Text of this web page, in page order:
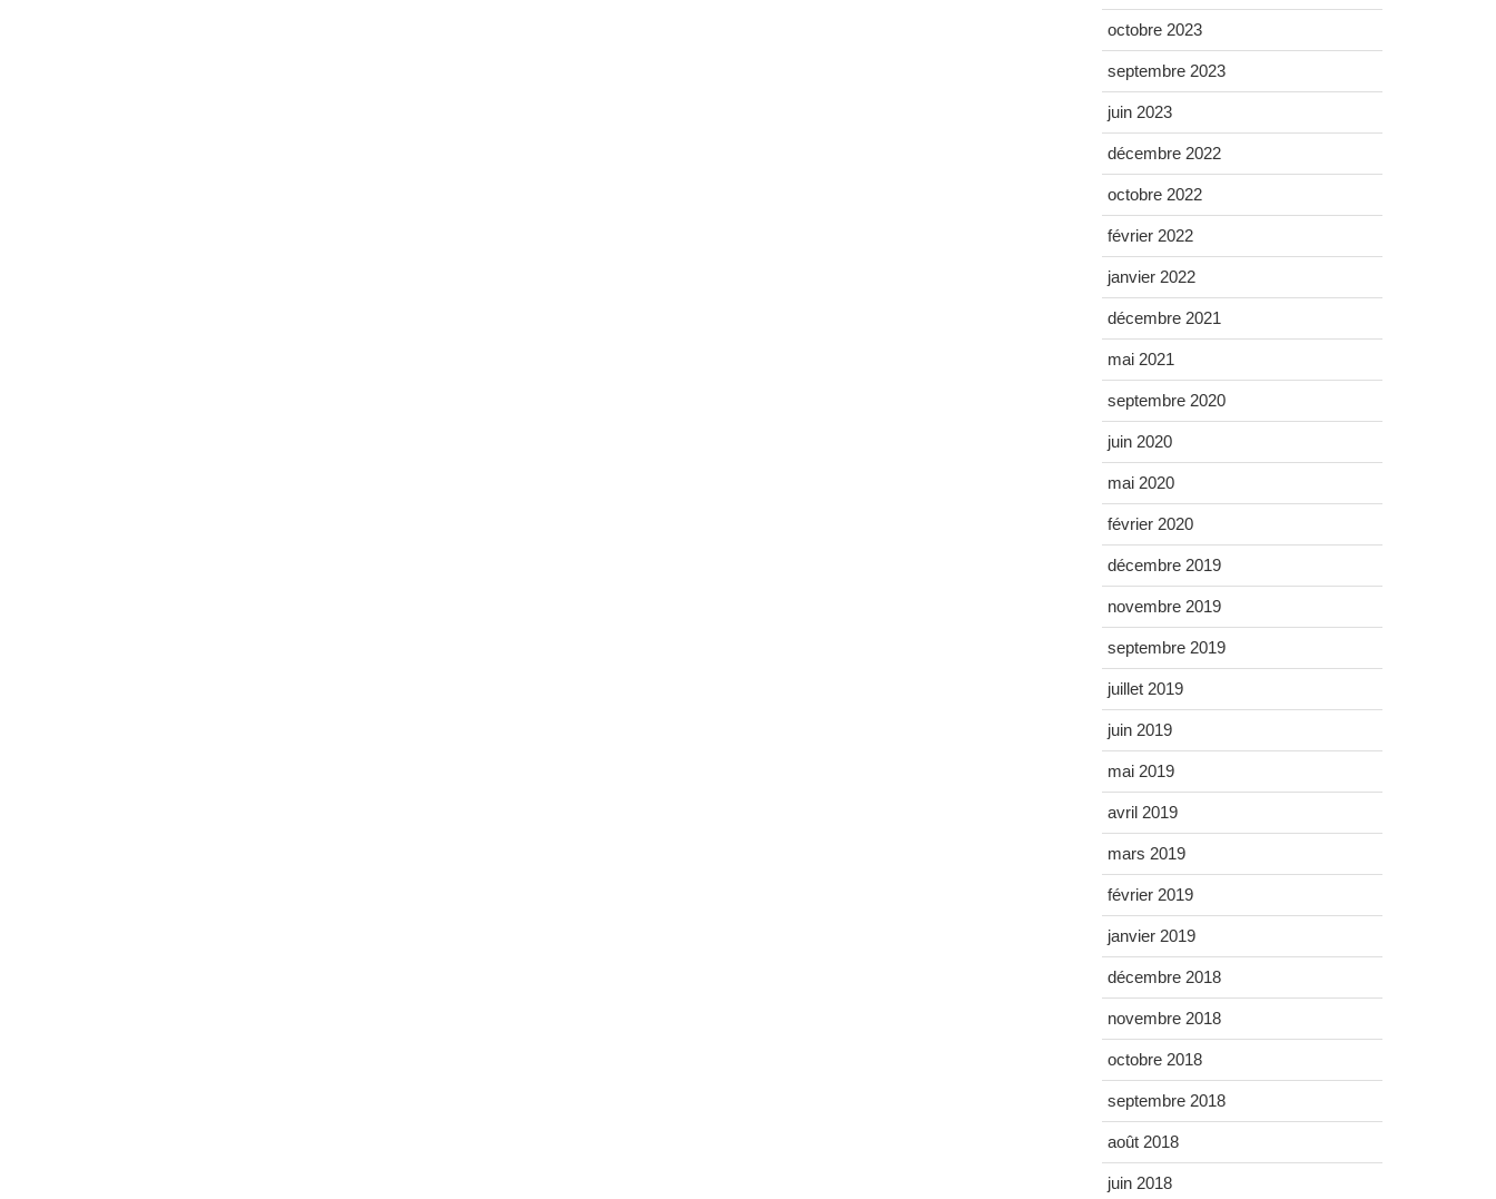
octobre 2023
septembre 2023
juin 2023
décembre 2022
octobre 2022
février 2022
janvier 2022
décembre 2021
mai 2021
septembre 2020
juin 2020
mai 2020
février 2020
décembre 2019
novembre 2019
septembre 2019
juillet 2019
juin 2019
mai 2019
avril 2019
mars 2019
février 2019
janvier 2019
décembre 2018
novembre 2018
octobre 2018
septembre 2018
août 2018
juin 2018